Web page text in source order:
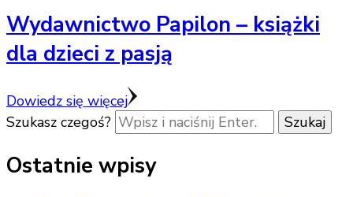
Wydawnictwo Papilon – książki
dla dzieci z pasją
Dowiedz się więcej
Szukasz czegoś?
Ostatnie wpisy